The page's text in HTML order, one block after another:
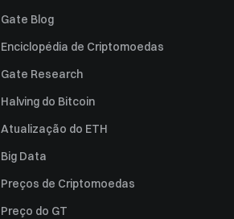
Gate Blog
Enciclopédia de Criptomoedas
Gate Research
Halving do Bitcoin
Atualização do ETH
Big Data
Preços de Criptomoedas
Preço do GT